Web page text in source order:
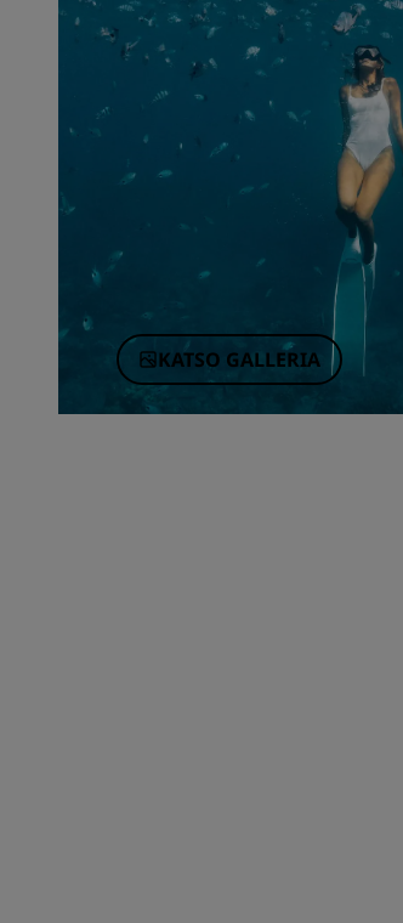
KATSO GALLERIA